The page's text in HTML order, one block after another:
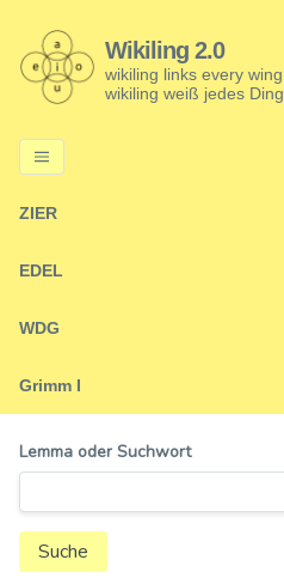
Wikiling 2.0
wikiling links every wing
wikiling weiß jedes Ding
ZIER
EDEL
WDG
Grimm I
Lemma oder Suchwort